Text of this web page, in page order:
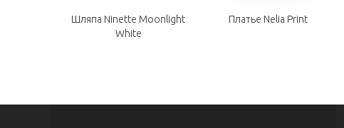
Шляпа Ninette Moonlight
White
Платье Nelia Print